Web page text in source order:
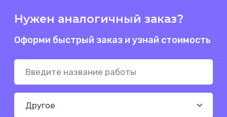
Нужен аналогичный заказ?
Оформи быстрый заказ и узнай стоимость